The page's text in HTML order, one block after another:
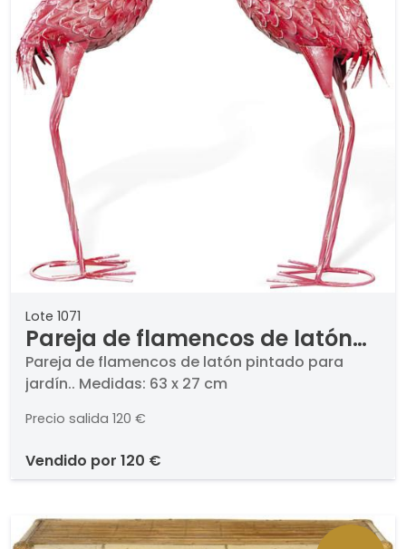
Lote 1071
Pareja de flamencos de latón
pintado para jardín.
Pareja de flamencos de latón pintado para
jardín.. Medidas: 63 x 27 cm
Precio salida 120 €
vendido por 120 €